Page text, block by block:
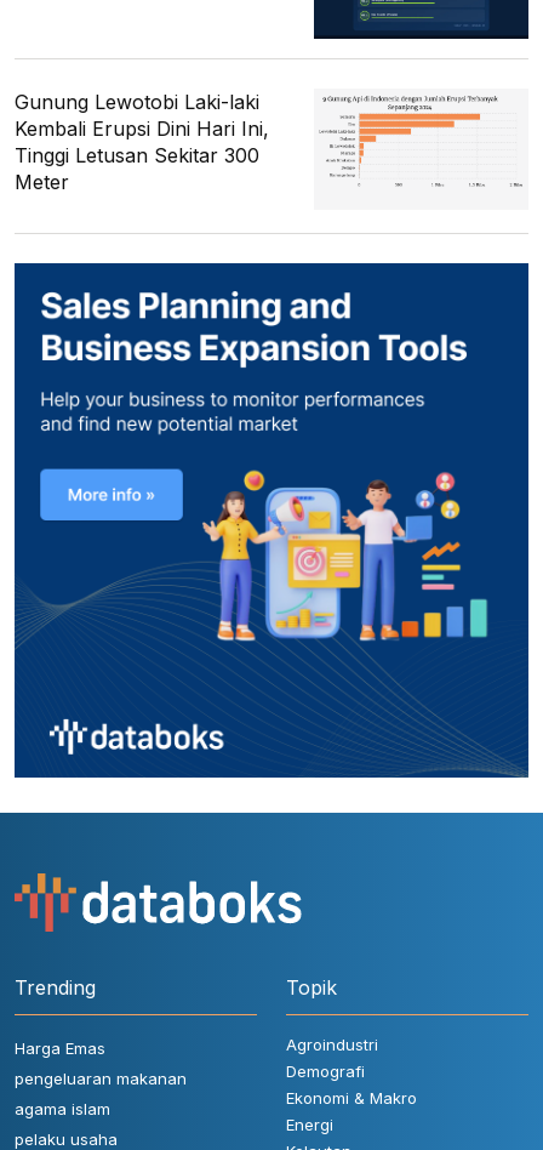
Gunung Lewotobi Laki-laki
Kembali Erupsi Dini Hari Ini,
Tinggi Letusan Sekitar 300
Meter
Trending
Harga Emas
pengeluaran makanan
agama islam
pelaku usaha
Topik
Agroindustri
Demografi
Ekonomi & Makro
Energi